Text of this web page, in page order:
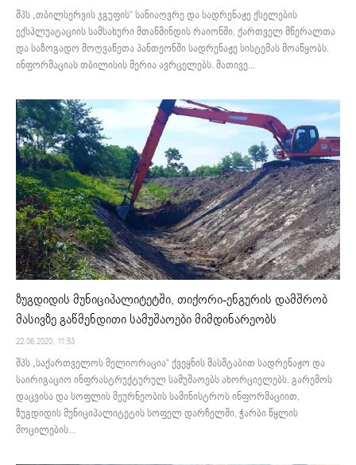
შპს „თბილსერვის ჯგუფის“ სანიაღვრე და სადრენაჟე ქსელების
ექსპლუატაციის სამსახური მთაწმინდის რაიონში, ქართველ მწერალთა
და საზოგადო მოღვაწეთა პანთეონში სადრენაჟე სისტემას მოაწყობს.
ინფორმაციას თბილისის მერია ავრცელებს. მათივე...
ზუგდიდის მუნიციპალიტეტში, თიქორი-ენგურის დამშრობ
მასივზე გაწმენდითი სამუშაოები მიმდინარეობს
22.06.2020. 11:53
შპს „საქართველოს მელიორაცია“ ქვეყნის მასშტაბით სადრენაჟო და
საირიგაციო ინფრასტრუქტურულ სამუშაოებს ახორციელებს. გარემოს
დაცვისა და სოფლის მეურნეობის სამინისტროს ინფორმაციით,
ზუგდიდის მუნიციპალიტეტის სოფელ დარჩელში, ჭარბი წყლის
მოცილების...